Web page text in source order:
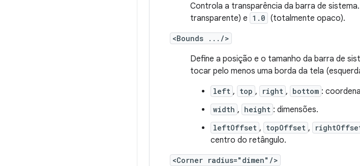
Controla a transparência da barra de
transparente) e 1.0 (totalmente opaco).
<Bounds .../>
Define a posição e o tamanho da barra de
tocar pelo menos uma borda da tela
left , top , right , bottom :
width , height : dimensões.
leftOffset , topOffset ,
centro do retângulo.
<Corner radius="dimen"/>